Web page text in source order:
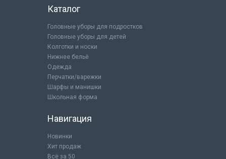
Каталог
Головные уборы для подростков
Головные уборы для детей
Колготки и носки
Нижнее бельё
Одежда
Перчатки/варежки
Шарфы и манишки
Школьная форма
Навигация
Новинки
Хит продаж
Всё за 50